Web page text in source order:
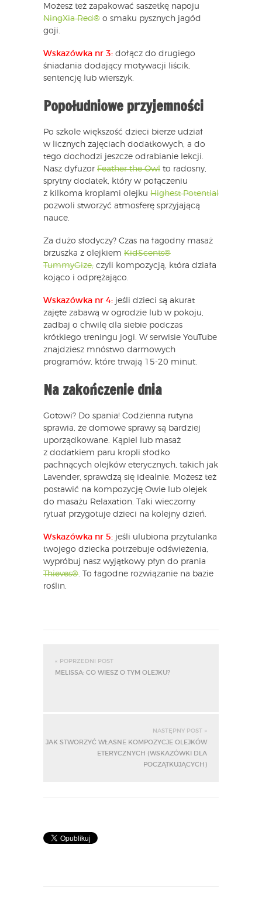
Możesz też zapakować saszetkę napoju
NingXia Red® o smaku pysznych jagód
goji.
Wskazówka nr 3: dołącz do drugiego
śniadania dodający motywacji liścik,
sentencję lub wierszyk.
Popołudniowe przyjemności
Po szkole większość dzieci bierze udział
w licznych zajęciach dodatkowych, a do
tego dochodzi jeszcze odrabianie lekcji.
Nasz dyfuzor Feather the Owl to radosny,
sprytny dodatek, który w połączeniu
z kilkoma kroplami olejku Highest Potential
pozwoli stworzyć atmosferę sprzyjającą
nauce.
Za dużo słodyczy? Czas na łagodny masaż
brzuszka z olejkiem KidScents®
TummyGize, czyli kompozycją, która działa
kojąco i odprężająco.
Wskazówka nr 4: jeśli dzieci są akurat
zajęte zabawą w ogrodzie lub w pokoju,
zadbaj o chwilę dla siebie podczas
krótkiego treningu jogi. W serwisie YouTube
znajdziesz mnóstwo darmowych
programów, które trwają 15-20 minut.
Na zakończenie dnia
Gotowi? Do spania! Codzienna rutyna
sprawia, że domowe sprawy są bardziej
uporządkowane. Kąpiel lub masaż
z dodatkiem paru kropli słodko
pachnących olejków eterycznych, takich jak
Lavender, sprawdzą się idealnie. Możesz też
postawić na kompozycję Owie lub olejek
do masażu Relaxation. Taki wieczorny
rytuał przygotuje dzieci na kolejny dzień.
Wskazówka nr 5: jeśli ulubiona przytulanka
twojego dziecka potrzebuje odświeżenia,
wypróbuj nasz wyjątkowy płyn do prania
Thieves® . To łagodne rozwiązanie na bazie
roślin.
« POPRZEDNI POST
MELISSA: CO WIESZ O TYM OLEJKU?
NASTĘPNY POST »
JAK STWORZYĆ WŁASNE KOMPOZYCJE OLEJKÓW
ETERYCZNYCH (WSKAZÓWKI DLA
POCZĄTKUJĄCYCH)